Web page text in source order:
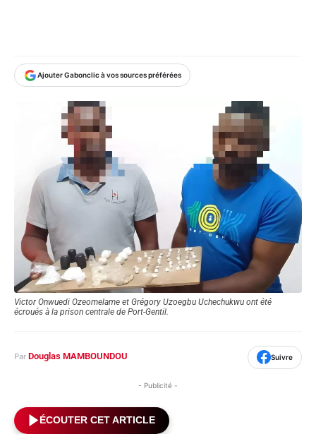
Ajouter Gabonclic à vos sources préférées
Victor Onwuedi Ozeomelame et Grégory Uzoegbu Uchechukwu ont été
écroués à la prison centrale de Port-Gentil.
Par Douglas MAMBOUNDOU Suivre
- Publicité -
ÉCOUTER CET ARTICLE